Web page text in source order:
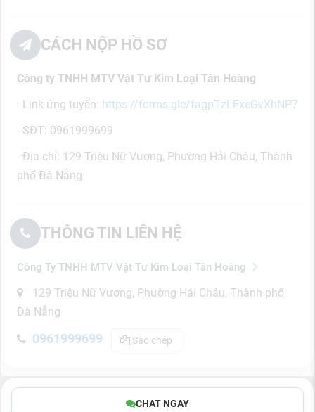
CÁCH NỘP HỒ SƠ
Công ty TNHH MTV Vật Tư Kim Loại Tân Hoàng
- Link ứng tuyển: https://forms.gle/fagpTzLFxeGvXhNP7
- SĐT: 0961999699
- Địa chỉ: 129 Triệu Nữ Vương, Phường Hải Châu, Thành
phố Đà Nẵng
THÔNG TIN LIÊN HỆ
Công Ty TNHH MTV Vật Tư Kim Loại Tân Hoàng
129 Triệu Nữ Vương, Phường Hải Châu, Thành phố
Đà Nẵng
0961999699 Sao chép
CHAT NGAY